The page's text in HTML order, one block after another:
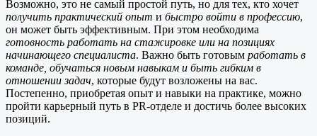
Возможно, это не самый простой путь, но для тех, кто хочет
получить практический опыт и быстро войти в профессию,
он может быть эффективным. При этом необходима
готовность работать на стажировке или на позициях
начинающего специалиста. Важно быть готовым работать в
команде, обучаться новым навыкам и быть гибким в
отношении задач, которые будут возложены на вас.
Постепенно, приобретая опыт и навыки на практике, можно
пройти карьерный путь в PR-отделе и достичь более высоких
позиций.